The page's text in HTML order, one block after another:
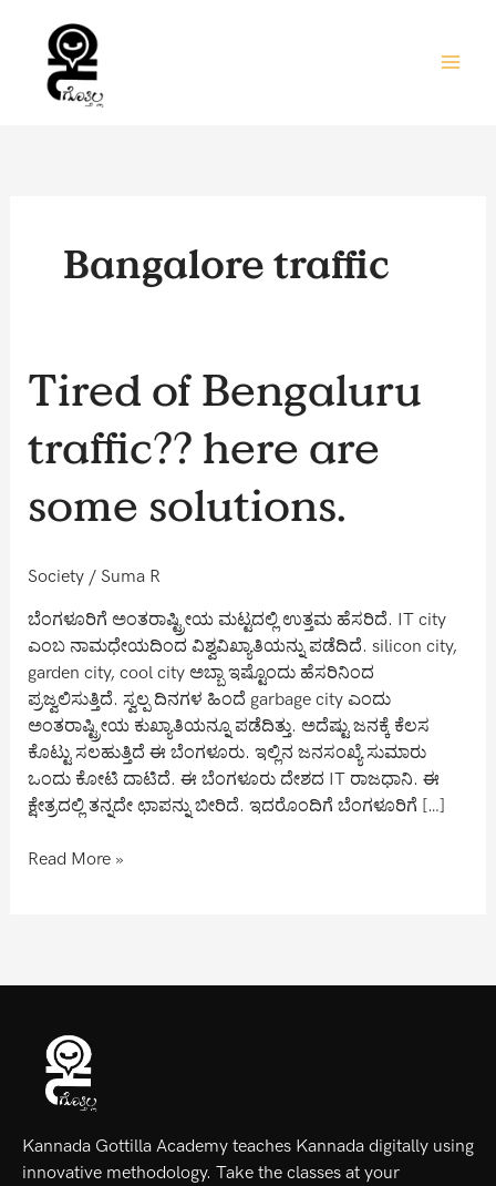
content
Bangalore traffic
Tired of Bengaluru
traffic?? here are
some solutions.
Society/ Suma R
ಬೆಂಗಳೂರಿಗೆ ಅಂತರಾಷ್ಟ್ರೀಯ ಮಟ್ಟದಲ್ಲಿ ಉತ್ತಮ ಹೆಸರಿದೆ. IT city
ಎಂಬ ನಾಮಧೇಯದಿಂದ ವಿಶ್ವವಿಖ್ಯಾತಿಯನ್ನು ಪಡೆದಿದೆ. silicon city,
garden city, cool city ಅಬ್ಬಾ ಇಷ್ಟೊಂದು ಹೆಸರಿನಿಂದ
ಪ್ರಜ್ವಲಿಸುತ್ತಿದೆ. ಸ್ವಲ್ಪ ದಿನಗಳ ಹಿಂದೆ garbage city ಎಂದು
ಅಂತರಾಷ್ಟ್ರೀಯ ಕುಖ್ಯಾತಿಯನ್ನೂ ಪಡೆದಿತ್ತು. ಅದೆಷ್ಟು ಜನಕ್ಕೆ ಕೆಲಸ
ಕೊಟ್ಟು ಸಲಹುತ್ತಿದೆ ಈ ಬೆಂಗಳೂರು. ಇಲ್ಲಿನ ಜನಸಂಖ್ಯೆ ಸುಮಾರು
ಒಂದು ಕೋಟಿ ದಾಟಿದೆ. ಈ ಬೆಂಗಳೂರು ದೇಶದ IT ರಾಜಧಾನಿ. ಈ
ಕ್ಷೇತ್ರದಲ್ಲಿ ತನ್ನದೇ ಛಾಪನ್ನು ಬೀರಿದೆ. ಇದರೊಂದಿಗೆ ಬೆಂಗಳೂರಿಗೆ […]
Tired
of
traffic??
are
Read More »
Kannada Gottilla Academy teaches Kannada digitally using
innovative methodology. Take the classes at your